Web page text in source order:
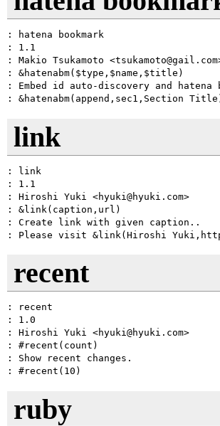
: hatena bookmark
: 1.1
: Makio Tsukamoto
: &hatenabm($type,$name,$title)
: Embed id auto-discovery and hatena
link
: link
: 1.1
: Hiroshi Yuki <hyuki@hyuki.com>
: &link(caption,url)
: Create link with given caption..
recent
: recent
: 1.0
: Hiroshi Yuki <hyuki@hyuki.com>
: #recent(count)
: Show recent changes.
ruby